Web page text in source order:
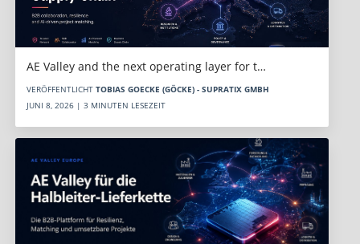
AE Valley and the next operating layer for t…
VERÖFFENTLICHT TOBIAS GOECKE (GÖCKE) - SUPRATIX GMBH
JUNI 8, 2026 | 3 MINUTEN LESEZEIT